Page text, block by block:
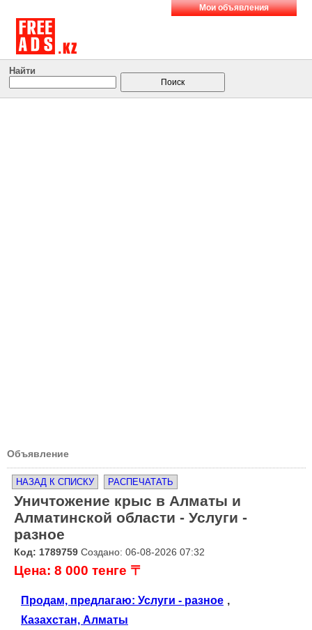
Мои объявления
Найти
Объявление
НАЗАД К СПИСКУ РАСПЕЧАТАТЬ
Уничтожение крыс в Алматы и
Алматинской области - Услуги -
разное
Код: 1789759 Создано: 06-08-2026 07:32
Цена: 8 000 тенге 〒
Продам, предлагаю: Услуги - разное ,
Казахстан, Алматы